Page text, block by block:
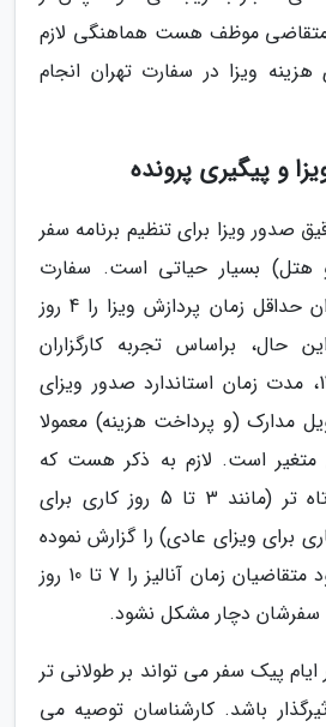
متقاضی موظف هست هماهنگی لازم
ویزا در سفارت تهران انجام
و پیگیری پرونده
صدور ویزا برای تنظیم برنامه سفر
و هتل) بسیار حیاتی است. سفارت
سلطنتی تایلند در تهران حداقل زمان پردازش ویزا را 4 روز
حال، براساس تجربه کارگزاران
متخصص در سال 1404، مدت زمان استاندارد صدور ویزای
مدارک (و پرداخت هزینه) معمولا
روز کاری متغیر است. لازم به ذکر هست که
بعضی منابع زمان کوتاه تر (مانند 3 تا 5 روز کاری برای
یا 3 روز کاری برای ویزای عادی) را گزارش نموده
اند، اما توصیه می شود متقاضیان زمان آنالیز را 7 تا 10 روز
سفرشان دچار مشکل نشود.
پیک سفر می تواند بر طولانی تر
باشد. کارشناسان توصیه می